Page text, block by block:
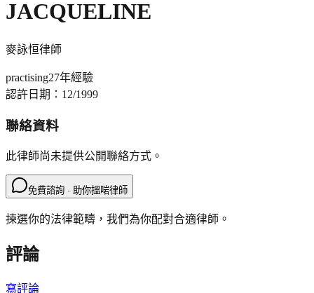
JACQUELINE
麥詠恒律師
practising27年經驗
認許日期： 12/1999
聯絡資料
此律師尚未提供公開聯絡方式。
免費諮詢 · 助你搵啱律師
揀選你的法律範疇，我們為你配對合適律師。
評論
寫評論